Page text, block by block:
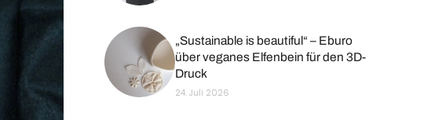
„Sustainable is beautiful“ – Eburo
über veganes Elfenbein für den 3D-
Druck
24. Juli 2026